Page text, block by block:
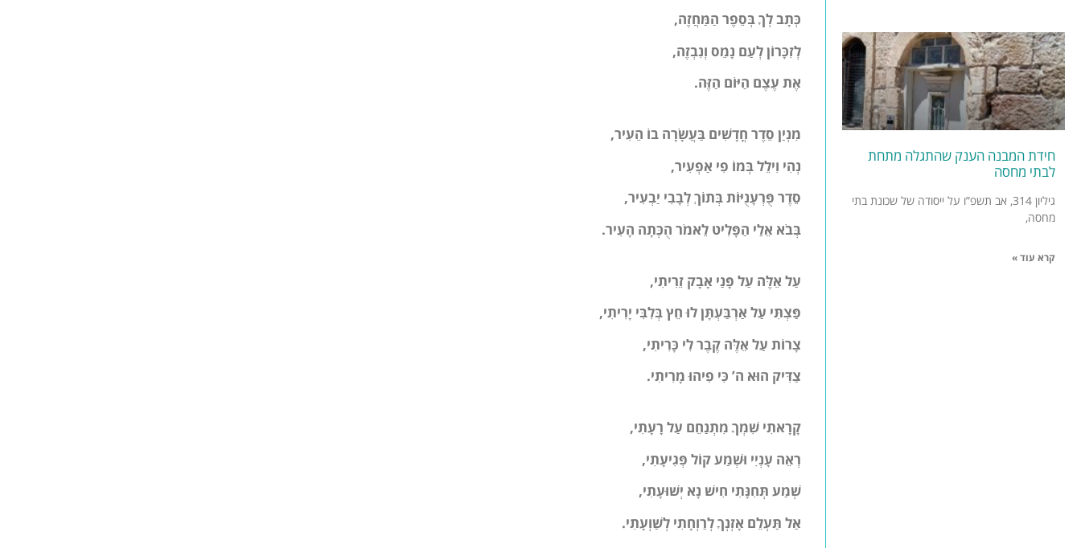
חידת המבנה הענק שהתגלה מתחת
לבתי מחסה
גיליון 314, אב תשפ”ו על ייסודה של שכונת בתי
מחסה,
קרא עוד »
כְּתָב לְךָ בְּסֵפֶר הַמַּחֲזֶה,
לְזִכָּרוֹן לְעַם נָמֵס וְנִבְזֶה,
אֶת עֶצֶם הַיּוֹם הַזֶּה.
מִנְיַן סֵדֶר חֳדָשִׁים בַּעֲשָׂרָה בוֹ הֵעִיר,
נְהִי וִילֵל בְּמוֹ פִי אַפְעִיר,
סֵדֶר פֻּרְעָנֻיּוֹת בְּתוֹךְ לְבָבִי יַבְעִיר,
בְּבֹא אֵלַי הַפָּלִיט לֵאמֹר הֻכְּתָה הָעִיר.
עַל אֵלֶּה עַל פָּנַי אָבָק זֵרִיתִי,
פַּצְתִּי עַל אַרְבַּעְתָּן לוּ חֵץ בְּלִבִּי יָרִיתִי,
צָרוֹת עַל אֵלֶּה קֶבֶר לִי כָּרִיתִי,
צַדִּיק הוּא ה’ כִּי פִיהוּ מָרִיתִי.
קָרָאתִי שִׁמְךָ מִתְנַחֵם עַל רָעָתִי,
רְאֵה עָנְיִי וּשְׁמַע קוֹל פְּגִיעָתִי,
שְׁמַע תְּחִנָּתִי חִישׁ נָא יְשׁוּעָתִי,
אַל תַּעְלֵם אָזְנְךָ לְרַוְחָתִי לְשַׁוְעָתִי.